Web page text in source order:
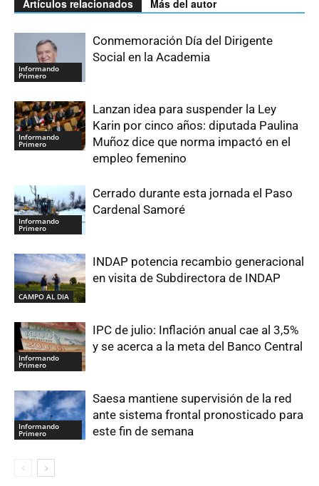
Artículos relacionados Más del autor
Informando
Primero
Conmemoración Día del Dirigente
Social en la Academia
Informando
Primero
Lanzan idea para suspender la Ley
Karin por cinco años: diputada Paulina
Muñoz dice que norma impactó en el
empleo femenino
Informando
Primero
Cerrado durante esta jornada el Paso
Cardenal Samoré
CAMPO AL DIA
INDAP potencia recambio generacional
en visita de Subdirectora de INDAP
Informando
Primero
IPC de julio: Inflación anual cae al 3,5%
y se acerca a la meta del Banco Central
Informando
Primero
Saesa mantiene supervisión de la red
ante sistema frontal pronosticado para
este fin de semana